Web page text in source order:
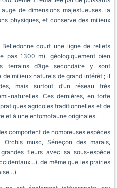
de dimensions majestueuses, la
physiques, et conserve des milieux
court une ligne de reliefs
pas 1300 m), géologiquement bien
terrains d’âge secondaire y sont
de milieux naturels de grand intérêt ; il
mais surtout d’un réseau très
naturelles. Ces dernières, en forte
agricoles traditionnelles et de
et à une entomofaune originales.
comportent de nombreuses espèces
Orchis musc, Séneçon des marais,
fleurs avec sa sous-espèce
de même que les prairies